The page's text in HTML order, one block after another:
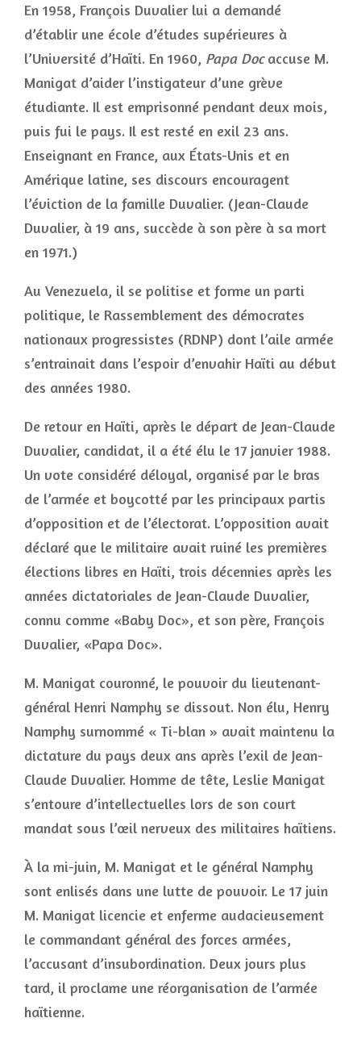
En 1958, François Duvalier lui a demandé
d’établir une école d’études supérieures à
l’Université d’Haïti. En 1960, Papa Docaccuse M.
Manigat d’aider l’instigateur d’une grève
étudiante. Il est emprisonné pendant deux mois,
puis fui le pays. Il est resté en exil 23 ans.
Enseignant en France, aux États-Unis et en
Amérique latine, ses discours encouragent
l’éviction de la famille Duvalier. (Jean-Claude
Duvalier, à 19 ans, succède à son père à sa mort
en 1971.)
Au Venezuela, il se politise et forme un parti
politique, le Rassemblement des démocrates
nationaux progressistes (RDNP) dont l’aile armée
s’entrainait dans l’espoir d’envahir Haïti au début
des années 1980.
De retour en Haïti, après le départ de Jean-Claude
Duvalier, candidat, il a été élu le 17 janvier 1988.
Un vote considéré déloyal, organisé par le bras
de l’armée et boycotté par les principaux partis
d’opposition et de l’électorat. L’opposition avait
déclaré que le militaire avait ruiné les premières
élections libres en Haïti, trois décennies après les
années dictatoriales de Jean-Claude Duvalier,
connu comme «Baby Doc», et son père, François
Duvalier, «Papa Doc».
M. Manigat couronné, le pouvoir du lieutenant-
général Henri Namphy se dissout. Non élu, Henry
Namphy surnommé « Ti-blan » avait maintenu la
dictature du pays deux ans après l’exil de Jean-
Claude Duvalier. Homme de tête, Leslie Manigat
s’entoure d’intellectuelles lors de son court
mandat sous l’œil nerveux des militaires haïtiens.
À la mi-juin, M. Manigat et le général Namphy
sont enlisés dans une lutte de pouvoir. Le 17 juin
M. Manigat licencie et enferme audacieusement
le commandant général des forces armées,
l’accusant d’insubordination. Deux jours plus
tard, il proclame une réorganisation de l’armée
haïtienne.